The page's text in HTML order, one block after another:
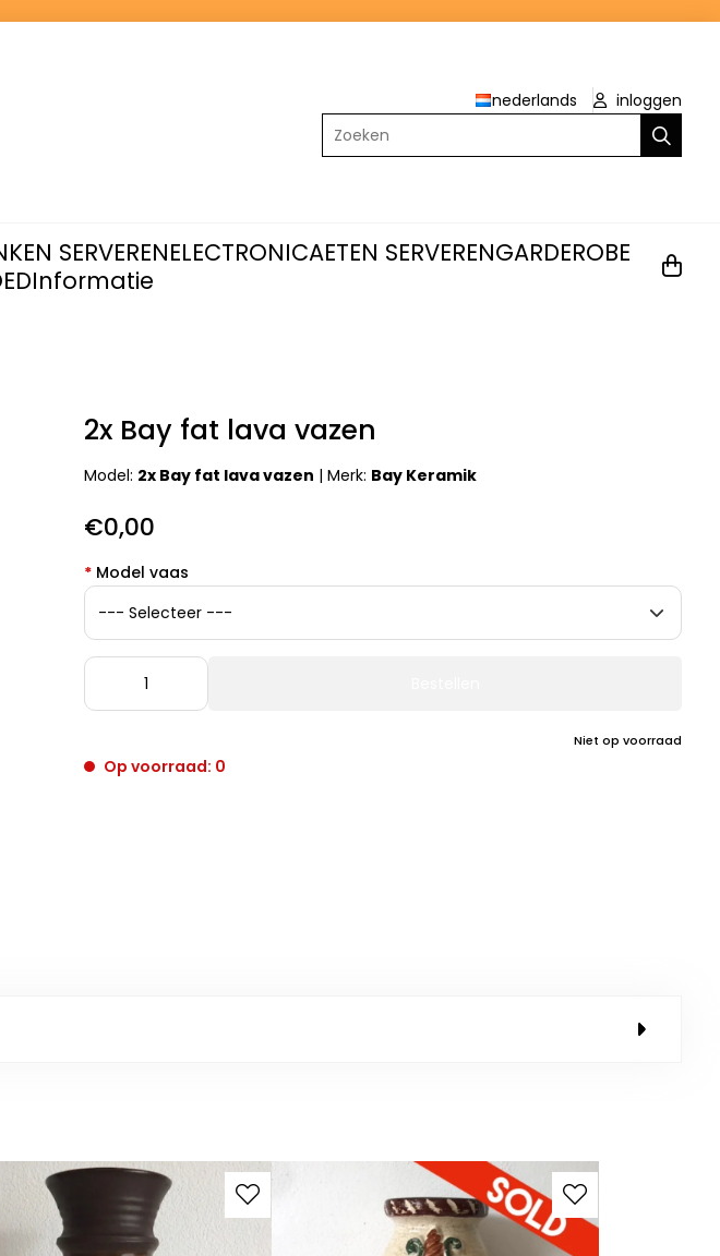
nederlands
inloggen
Zoeken
SERVERENELECTRONICAETEN SERVERENGARDEROBE
Informatie
2x Bay fat lava vazen
Model: 2x Bay fat lava vazen |Merk: Bay Keramik
€0,00
* Model vaas
Niet op voorraad
Op voorraad: 0